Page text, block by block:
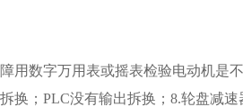
数字万用表或摇表检验电动机是
换；PLC没有输出拆换；8.轮盘减速